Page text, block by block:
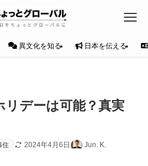
異文化を知る 日本を伝える
リデーは可能？真実
住 2024年4月6日 Jun. K.